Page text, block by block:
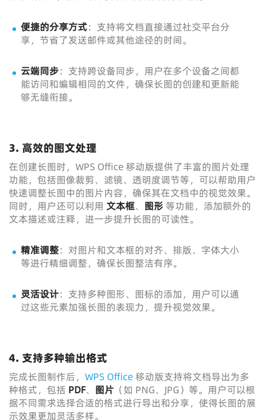
便捷的分享方式：支持将文档直接通过社交平台分
享，节省了发送邮件或其他途径的时间。
云端同步：支持跨设备同步，用户在多个设备之间都
能访问和编辑相同的文件，确保长图的创建和更新能
够无缝衔接。
3. 高效的图文处理
在创建长图时，WPS Office 移动版提供了丰富的图片处理
功能，包括图像裁剪、滤镜、透明度调节等，可以帮助用户
快速调整长图中的图片内容，确保其在文档中的视觉效果。
同时，用户还可以利用 文本框、 图形等功能，添加额外的
文本描述或注释，进一步提升长图的可读性。
精准调整：对图片和文本框的对齐、排版、字体大小
等进行精细调整，确保长图整洁有序。
灵活设计：支持多种图形、图标的添加，用户可以通
过这些元素加强长图的表现力，提升视觉效果。
4. 支持多种输出格式
完成长图制作后， WPS Office移动版支持将文档导出为多
种格式，包括 PDF、 图片 （如 PNG、JPG）等。用户可以根
据不同需求选择合适的格式进行导出和分享，使得长图的展
示效果更加灵活多样。